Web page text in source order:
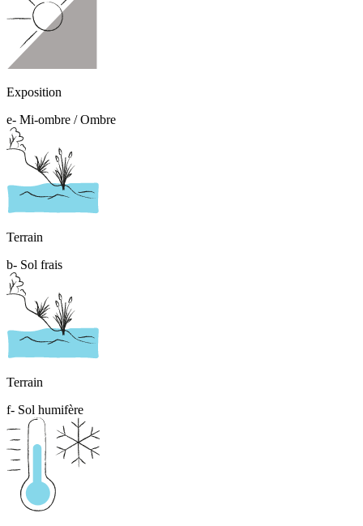
Exposition
e- Mi-ombre / Ombre
Terrain
b- Sol frais
Terrain
f- Sol humifère